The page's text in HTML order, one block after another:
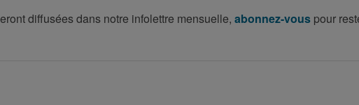
diffusées dans notre infolettre mensuelle, abonnez-vous pour